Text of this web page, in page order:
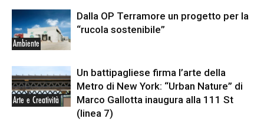
Ambiente
Dalla OP Terramore un progetto per la
“rucola sostenibile”
Arte e Creatività
Un battipagliese firma l’arte della
Metro di New York: “Urban Nature” di
Marco Gallotta inaugura alla 111 St
(linea 7)